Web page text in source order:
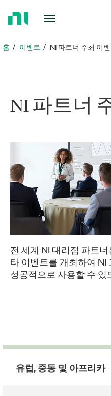
지
홈 이벤트 NI 파트너 주최 이
NI 파트너
전 세계 NI 대리점 파트
타 이벤트를 개최하여 NI
성공적으로 사용할 수 있
유럽, 중동 및 아프리카